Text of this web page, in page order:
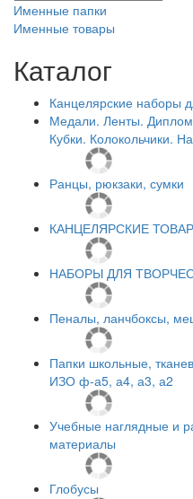
Именные папки
Именные товары
Каталог
Канцелярские наборы
Медали. Ленты.
Кубки. Колокольчики.
Ранцы, рюкзаки, сумки
КАНЦЕЛЯРСКИЕ
НАБОРЫ ДЛЯ
Пеналы, ланчбоксы,
Папки школьные,
ИЗО ф-а5, а4, а3, а2
Учебные наглядные и
материалы
Глобусы